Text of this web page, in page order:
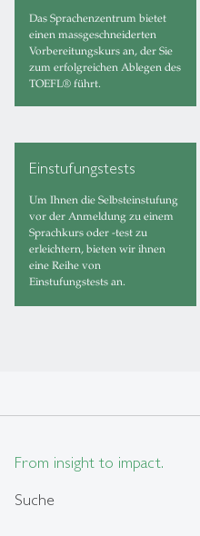
Das Sprachenzentrum bietet
einen massgeschneiderten
Vorbereitungskurs an, der Sie
zum erfolgreichen Ablegen des
TOEFL® führt.
Einstufungstests
Um Ihnen die Selbsteinstufung
vor der Anmeldung zu einem
Sprachkurs oder -test zu
erleichtern, bieten wir ihnen
eine Reihe von
Einstufungstests an.
From insight to impact.
Suche